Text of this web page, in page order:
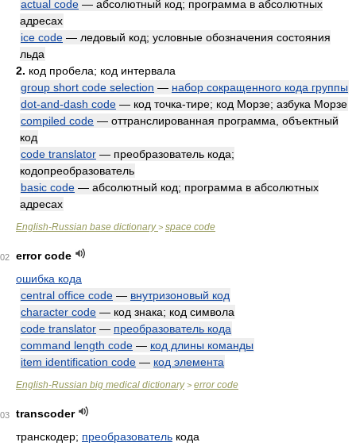
actual code — абсолютный код; программа в абсолютных
адресах
ice code — ледовый код; условные обозначения состояния
льда
2. код пробела; код интервала
group short code selection — набор сокращенного кода группы
dot-and-dash code — код точка-тире; код Морзе; азбука Морзе
compiled code — оттранслированная программа, объектный
код
code translator — преобразователь кода;
кодопреобразователь
basic code — абсолютный код; программа в абсолютных
адресах
English-Russian base dictionary> space code
error code
ошибка кода
central office code — внутризоновый код
character code — код знака; код символа
code translator — преобразователь кода
command length code — код длины команды
item identification code — код элемента
English-Russian big medical dictionary> error code
transcoder
транскодер; преобразователь кода